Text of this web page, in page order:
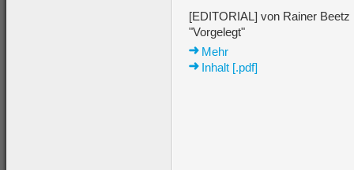
[EDITORIAL] von Rainer Beetz
"Vorgelegt"
Mehr
Inhalt [.pdf]